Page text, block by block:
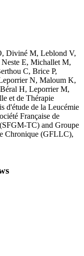
Diviné M, Leblond V,
E, Michallet M,
C, Brice P,
N, Maloum K,
H, Leporrier M,
et de Thérapie
d'étude de la Leucémie
Française de
TC) and Groupe
Chronique (GFLLC),